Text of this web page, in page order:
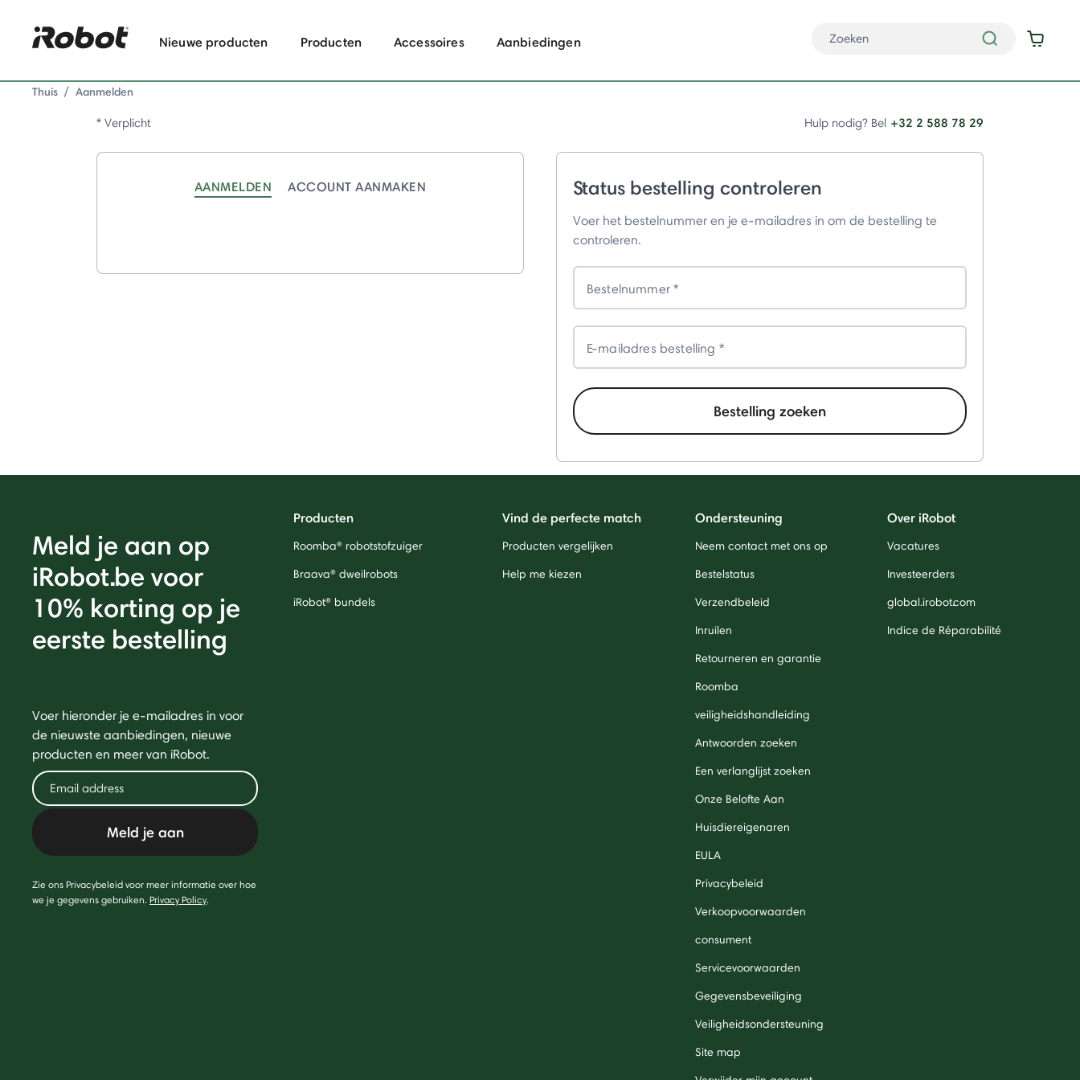
Nieuwe producten Producten Accessoires Aanbiedingen
Thuis Aanmelden
* Verplicht Hulp nodig? Bel +32 2 588 78 29
AANMELDEN ACCOUNT AANMAKEN Status bestelling controleren
Voer het bestelnummer en je e-mailadres in om de bestelling te
controleren.
Bestelnummer
E-mailadres bestelling
Bestelling zoeken
Meld je aan op
iRobot.be voor
10% korting op je
eerste bestelling
Voer hieronder je e-mailadres in voor
de nieuwste aanbiedingen, nieuwe
producten en meer van iRobot.
Meld je aan
Zie ons Privacybeleid voor meer informatie over hoe
we je gegevens gebruiken. Privacy Policy.
Producten
Roomba® robotstofzuiger
Braava® dweilrobots
iRobot® bundels
Vind de perfecte match
Producten vergelijken
Help me kiezen
Ondersteuning
Neem contact met ons op
Bestelstatus
Verzendbeleid
Inruilen
Retourneren en garantie
Roomba
veiligheidshandleiding
Antwoorden zoeken
Een verlanglijst zoeken
Onze Belofte Aan
Huisdiereigenaren
EULA
Privacybeleid
Verkoopvoorwaarden
consument
Servicevoorwaarden
Gegevensbeveiliging
Veiligheidsondersteuning
Site map
Over iRobot
Vacatures
Investeerders
global.irobot.com
Indice de Réparabilité